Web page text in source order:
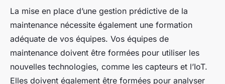
La mise en place d’une gestion prédictive de la
maintenance nécessite également une formation
adéquate de vos équipes. Vos équipes de
maintenance doivent être formées pour utiliser les
nouvelles technologies, comme les capteurs et l’IoT.
Elles doivent également être formées pour analyser